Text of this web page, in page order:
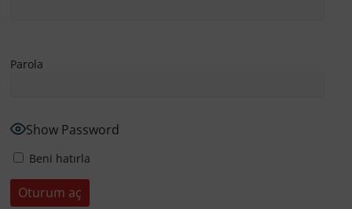
Parola
Show Password
Beni hatırla